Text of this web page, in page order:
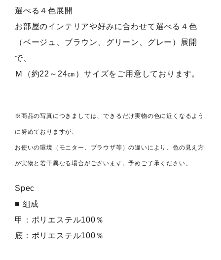
選べる４色展開
お部屋のインテリアや好みに合わせて選べる４色
（ベージュ、ブラウン、グリーン、グレー）展開
で、
Ｍ（約22～24㎝）サイズをご用意しております。
※商品の写真につきましては、できるだけ実物の色に近くなるよう
に努めておりますが、
お使いの環境（モニター、ブラウザ等）の違いにより、色の見え方
が実物と若干異なる場合がございます。予めご了承ください。
Spec
■ 組成
甲：ポリエステル100％
底：ポリエステル100％